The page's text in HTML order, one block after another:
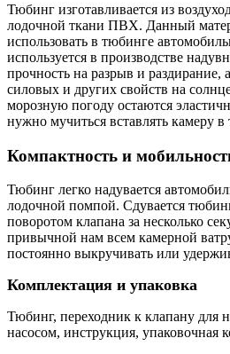
Тюбинг изготавливается из
лодочной ткани ПВХ. Данный
использовать в тюбинге
используется в производстве
прочность на разрыв и раздирание,
силовых и других свойств на
морозную погоду остаются
нужно мучиться вставлять камеру в
Компактность и
Тюбинг легко надувается
лодочной помпой. Сдувается
поворотом клапана за несколько
привычной нам всем камерной
постоянно выкручивать или
Комплектация и упаковка
Тюбинг, переходник к клапану для
насосом, инструкция, упаковочная